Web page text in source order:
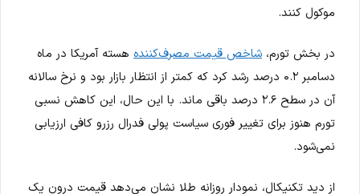
موکول کنند.
در بخش تورم، شاخص قیمت مصرف‌کننده هسته آمریکا در ماه
دسامبر ۰.۲ درصد رشد کرد که کمتر از انتظار بازار بود و نرخ سالانه
آن در سطح ۲.۶ درصد باقی ماند. با این حال، این کاهش نسبی
تورم هنوز برای تغییر فوری سیاست پولی فدرال رزرو کافی ارزیابی
نمی‌شود.
از دید تکنیکال، نمودار روزانه طلا نشان می‌دهد قیمت درون یک